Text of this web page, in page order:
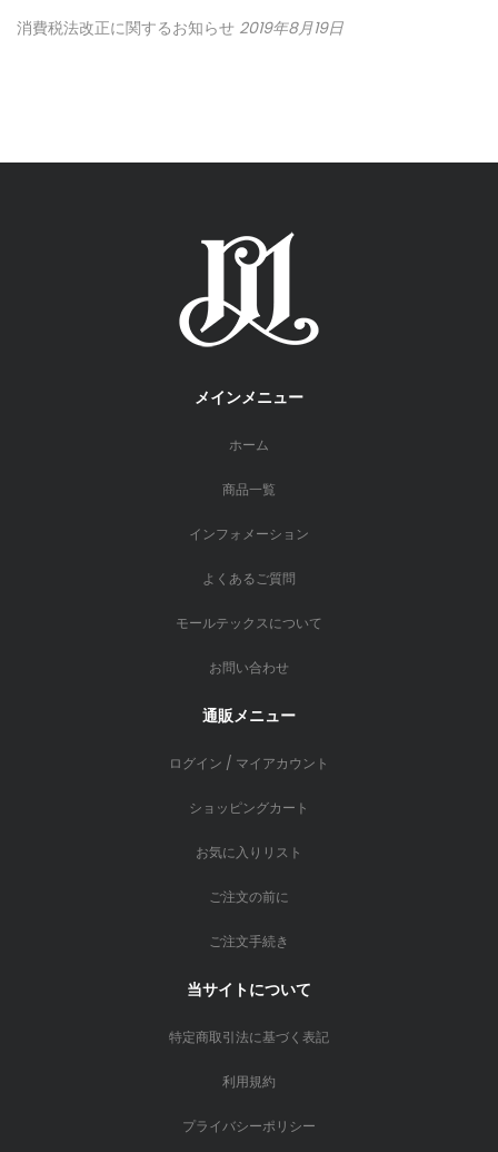
消費税法改正に関するお知らせ 2019年8月19日
メインメニュー
ホーム
商品一覧
インフォメーション
よくあるご質問
モールテックスについて
お問い合わせ
通販メニュー
ログイン / マイアカウント
ショッピングカート
お気に入りリスト
ご注文の前に
ご注文手続き
当サイトについて
特定商取引法に基づく表記
利用規約
プライバシーポリシー